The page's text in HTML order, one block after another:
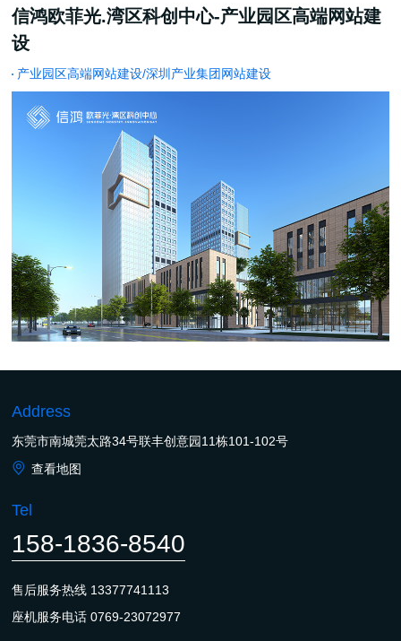
信鸿欧菲光.湾区科创中心-产业园区高端网站建
设
产业园区高端网站建设/深圳产业集团网站建设
Address
东莞市南城莞太路34号联丰创意园11栋101-102号
查看地图
Tel
158-1836-8540
售后服务热线 13377741113
座机服务电话0769-23072977